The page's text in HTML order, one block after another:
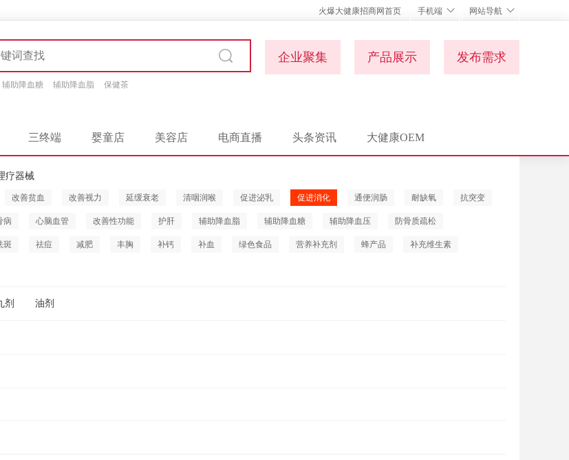
火爆大健康招商网首页 手机端 网站导航
辅助降血糖 辅助降血脂 保健茶
企业聚集 产品展示 发布需求
三终端 婴童店 美容店 电商直播 头条资讯 大健康OEM
疗器械
改善贫血 改善视力 延缓衰老 清咽润喉 促进泌乳 促进消化 通便润肠 耐缺氧 抗突变
病 心脑血管 改善性功能 护肝 辅助降血脂 辅助降血糖 辅助降血压 防骨质疏松
斑 祛痘 减肥 丰胸 补钙 补血 绿色食品 营养补充剂 蜂产品 补充维生素
剂 油剂